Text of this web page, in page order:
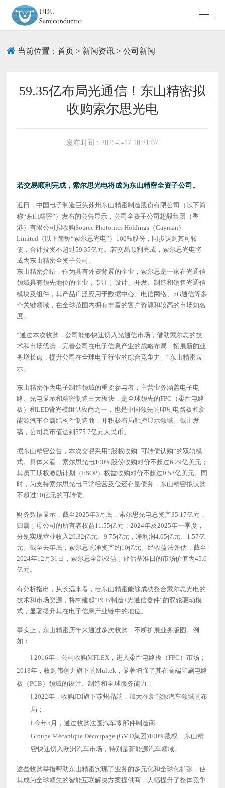
当前位置：首页 > 新闻资讯 >公司新闻
59.35亿布局光通信！东山精密拟
收购索尔思光电
发布时间：2025-6-17 10:21:07
若交易顺利完成，索尔思光电将成为东山精密全资子公司。
近日，中国电子制造巨头苏州东山精密制造股份有限公司（以下简
称“东山精密”）发布的公告显示，公司全资子公司超毅集团（香
港）有限公司拟收购Source Photonics Holdings（Cayman）
Limited（以下简称“索尔思光电”）100%股份，同步认购其可转
债，合计投资不超过59.35亿元。若交易顺利完成，索尔思光电将
成为东山精密全资子公司。
东山精密介绍，作为具有外资背景的企业，索尔思是一家在光通信
领域具有领先地位的企业，专注于设计、开发、制造和销售光通信
模块及组件，其产品广泛应用于数据中心、电信网络、5G通信等多
个关键领域，在全球范围内拥有丰富的客户资源和较高的市场知名
度。
“通过本次收购，公司能够快速切入光通信市场，借助索尔思的技
术和市场优势，完善公司在电子信息产业的战略布局，拓展新的业
务增长点，提升公司在全球电子行业的综合竞争力。”东山精密表
示。
东山精密作为电子制造领域的重要参与者，主营业务涵盖电子电
路、光电显示和精密制造三大板块，是全球领先的FPC（柔性电路
板）和LED背光模组供应商之一，也是中国领先的印刷电路板和新
能源汽车金属结构件制造商，并积极布局触控显示领域。截止发
稿，公司总市值达到575.7亿元人民币。
据东山精密公告，本次交易采用“股权收购+可转债认购”的双轨模
式。具体来看，索尔思光电100%股份收购对价不超过6.29亿美元；
其员工期权激励计划（ESOP）权益收购对价不超过0.58亿美元。同
时，为支持索尔思光电日常经营及偿还存量债务，东山精密拟认购
不超过10亿元的可转债。
财务数据显示，截至2025年3月底，索尔思光电总资产35.17亿元，
归属于母公司的所有者权益11.55亿元；2024年及2025年一季度，
分别实现营业收入29.32亿元、9.75亿元，净利润4.05亿元、1.57亿
元。截至去年底，索尔思的净资产约10亿元。经收益法评估，截至
2024年12月31日，索尔思全部权益于评估基准日的市场价值为45.6
亿元。
有分析指出，从长远来看，若东山精密能够成功整合索尔思光电的
技术和市场资源，将构建起“PCB制造+光通信器件”的双轮驱动模
式，显著提升其在电子信息产业链中的地位。
事实上，东山精密历年来通过多次收购，不断扩展业务版图。例
如：
l2016年，公司收购MFLEX，进入柔性电路板（FPC）市场；
2018年，收购伟创力旗下的Multek，显著增强了其在高端印刷电路
板（PCB）领域的设计、制造和全球服务能力；
l2022年，收购JDI旗下苏州晶端，加大在新能源汽车领域的布
局；
l今年5月，通过收购法国汽车零部件制造商
Groupe Mécanique Découpage (GMD集团)100%股权，东山精
密快速切入欧洲汽车市场，特别是新能源汽车领域。
这些收购举措帮助东山精密实现了业务的多元化和全球化扩张，使
其成为全球领先的智能互联解决方案提供商，大幅提升了整体竞争